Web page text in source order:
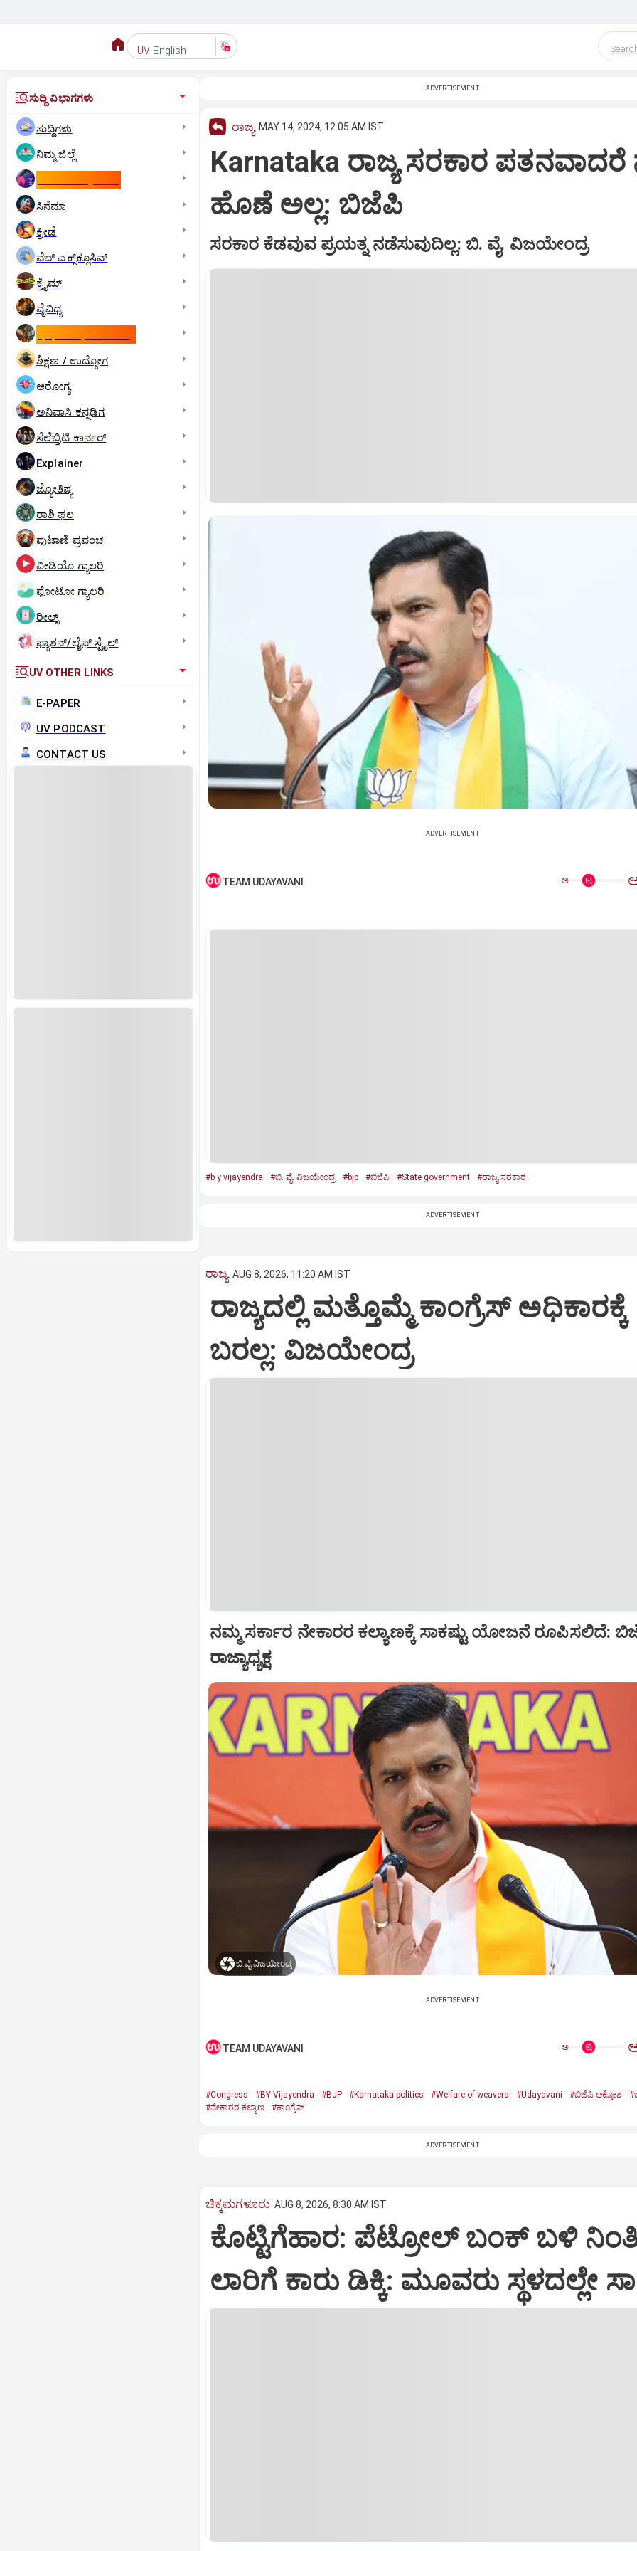
UV English
ಸುದ್ದಿ ವಿಭಾಗಗಳು
ಸುದ್ದಿಗಳು
ನಿಮ್ಮ ಜಿಲ್ಲೆ
ಸಿನೆಮಾ
ಕ್ರೀಡೆ
ವೆಬ್ ಎಕ್ಸ್‌ಕ್ಲೂಸಿವ್
ಕ್ರೈಮ್
ವೈವಿಧ್ಯ
ಶಿಕ್ಷಣ / ಉದ್ಯೋಗ
ಆರೋಗ್ಯ
ಅನಿವಾಸಿ ಕನ್ನಡಿಗ
ಸೆಲೆಬ್ರಿಟಿ ಕಾರ್ನರ್‌
Explainer
ಜ್ಯೋತಿಷ್ಯ
ರಾಶಿ ಫಲ
ಪುಟಾಣಿ ಪ್ರಪಂಚ
ವೀಡಿಯೊ ಗ್ಯಾಲರಿ
ಫೋಟೋ ಗ್ಯಾಲರಿ
ರೀಲ್ಸ್
ಫ್ಯಾಶನ್/ಲೈಫ್‌ ಸ್ಟೈಲ್
UV OTHER LINKS
E-PAPER
UV PODCAST
CONTACT US
ADVERTISEMENT
ರಾಜ್ಯ MAY 14, 2024, 12:05 AM IST
Karnataka ರಾಜ್ಯ ಸರಕಾರ ಪತನವಾದರೆ
ಹೊಣೆ ಅಲ್ಲ: ಬಿಜೆಪಿ
ಸರಕಾರ ಕೆಡವುವ ಪ್ರಯತ್ನ ನಡೆಸುವುದಿಲ್ಲ: ಬಿ. ವೈ. ವಿಜಯೇಂದ್ರ
ADVERTISEMENT
TEAM UDAYAVANI ಅ
#b y vijayendra #ಬಿ. ವೈ. ವಿಜಯೇಂದ್ರ #bjp #ಬಿಜೆಪಿ #State government #ರಾಜ್ಯ ಸರಕಾರ
ADVERTISEMENT
ರಾಜ್ಯ AUG 8, 2026, 11:20 AM IST
ರಾಜ್ಯದಲ್ಲಿ ಮತ್ತೊಮ್ಮೆ ಕಾಂಗ್ರೆಸ್‌ ಅಧಿಕಾರಕ್ಕೆ
ಬರಲ್ಲ: ವಿಜಯೇಂದ್ರ
ನಮ್ಮ ಸರ್ಕಾರ ನೇಕಾರರ ಕಲ್ಯಾಣಕ್ಕೆ ಸಾಕಷ್ಟು ಯೋಜನೆ ರೂಪಿಸಲಿದೆ:
ರಾಜ್ಯಾಧ್ಯಕ್ಷ
ಬಿ.ವೈ.ವಿಜಯೇಂದ್ರ
ADVERTISEMENT
TEAM UDAYAVANI ಅ
#Congress #BY Vijayendra #BJP #Karnataka politics #Welfare of weavers #Udayavani #ಬಿಜೆಪಿ ಆಕ್ರೋಶ
#ನೇಕಾರರ ಕಲ್ಯಾಣ
#ಕಾಂಗ್ರೆಸ್‌
ADVERTISEMENT
ಚಿಕ್ಕಮಗಳೂರು AUG 8, 2026, 8:30 AM IST
ಕೊಟ್ಟಿಗೆಹಾರ: ಪೆಟ್ರೋಲ್ ಬಂಕ್ ಬಳಿ
ಲಾರಿಗೆ ಕಾರು ಡಿಕ್ಕಿ: ಮೂವರು ಸ್ಥಳದಲ್ಲೇ